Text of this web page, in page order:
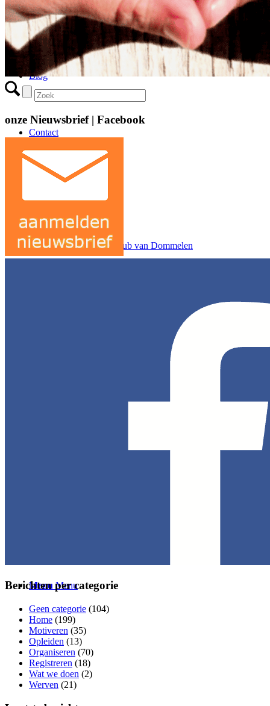
Veelgestelde vragen
Blog
Contact
Initiatiefnemer Huub van Dommelen
Menu Menu
onze Nieuwsbrief | Facebook
Berichten per categorie
Geen categorie (104)
Home (199)
Motiveren (35)
Opleiden (13)
Organiseren (70)
Registreren (18)
Wat we doen (2)
Werven (21)